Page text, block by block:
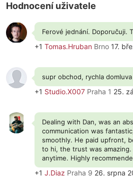
Hodnocení uživatele
Ferové jednání. Doporučuji.
+1 Tomas.Hruban Brno 17.
supr obchod, rychla domluva
+1 Studio.X007 Praha 1 25.
Dealing with Dan, was an
communication was
smoothly. He paid upfront,
to hi, the trust was
anytime. Highly
+1 J.Diaz Praha 9 26. srpna